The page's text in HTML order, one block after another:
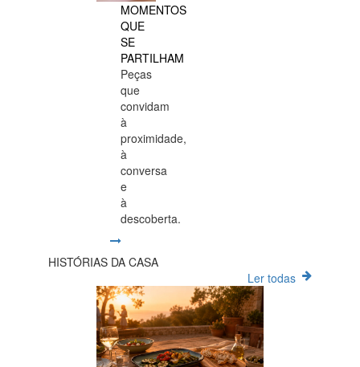
MOMENTOS
QUE
SE
PARTILHAM
Peças
que
convidam
à
proximidade,
à
conversa
e
à
descoberta.
HISTÓRIAS DA CASA
Ler todas